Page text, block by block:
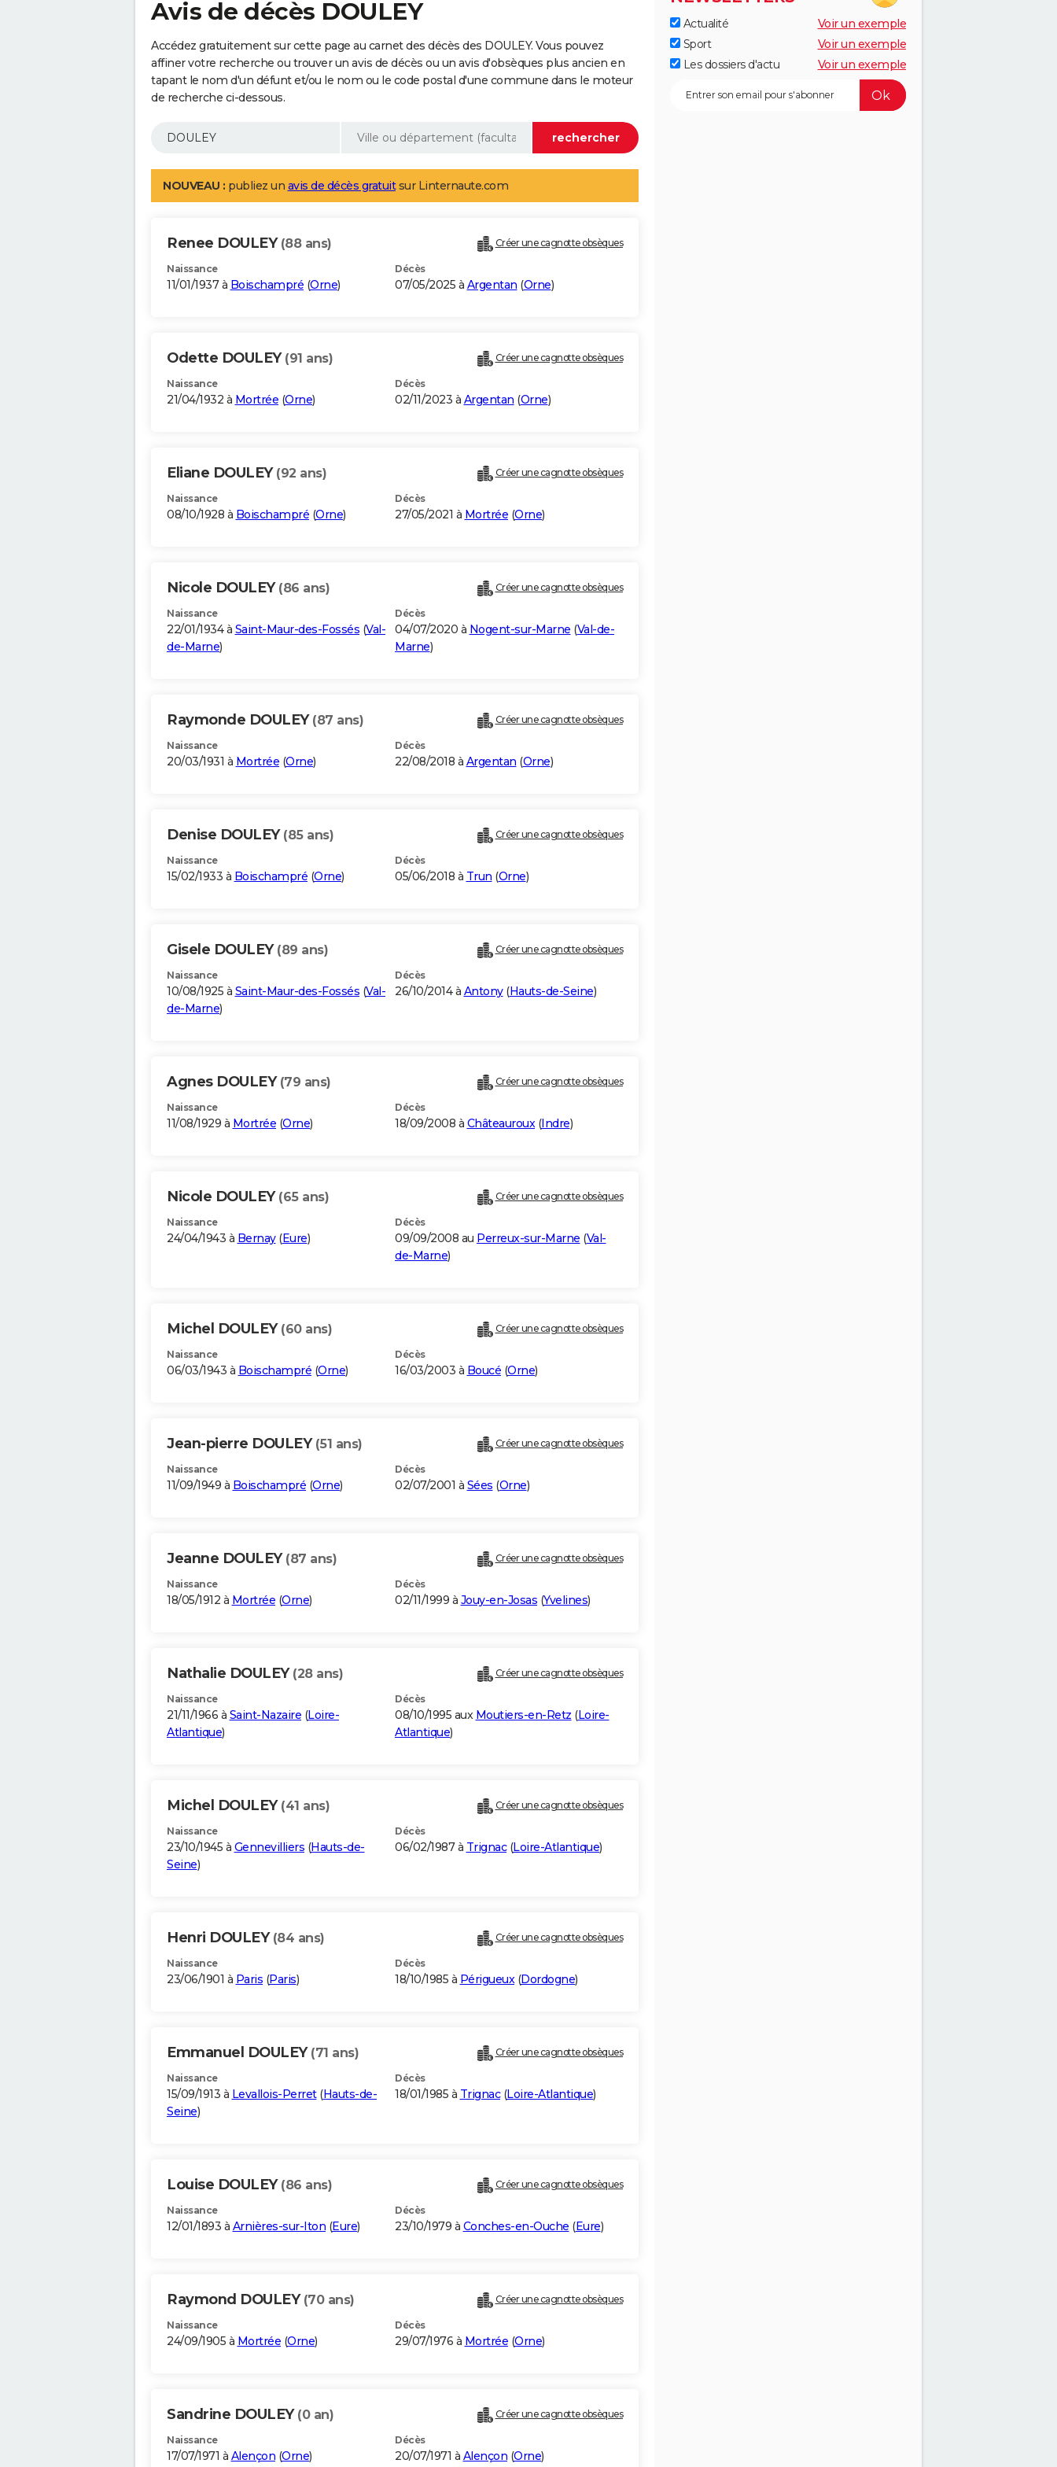
Avis de décès DOULEY
Accédez gratuitement sur cette page au carnet des décès des DOULEY. Vous pouvez
affiner votre recherche ou trouver un avis de décès ou un avis d'obsèques plus ancien en
tapant le nom d'un défunt et/ou le nom ou le code postal d'une commune dans le moteur
de recherche ci-dessous.
NOUVEAU : publiez un avis de décès gratuitsur Linternaute.com
Renee DOULEY (88 ans) Créer une cagnotte obsèques
Naissance
11/01/1937 à Boischampré (Orne)
Décès
07/05/2025 à Argentan (Orne)
Odette DOULEY (91 ans) Créer une cagnotte obsèques
Naissance
21/04/1932 à Mortrée (Orne)
Décès
02/11/2023 à Argentan (Orne)
Eliane DOULEY (92 ans) Créer une cagnotte obsèques
Naissance
08/10/1928 à Boischampré (Orne)
Décès
27/05/2021 à Mortrée (Orne)
Nicole DOULEY (86 ans) Créer une cagnotte obsèques
Naissance
22/01/1934 à Saint-Maur-des-Fossés (Val-
de-Marne)
Décès
04/07/2020 à Nogent-sur-Marne (Val-de-
Marne)
Raymonde DOULEY (87 ans) Créer une cagnotte obsèques
Naissance
20/03/1931 à Mortrée (Orne)
Décès
22/08/2018 à Argentan (Orne)
Denise DOULEY (85 ans) Créer une cagnotte obsèques
Naissance
15/02/1933 à Boischampré (Orne)
Décès
05/06/2018 à Trun (Orne)
Gisele DOULEY (89 ans) Créer une cagnotte obsèques
Naissance
10/08/1925 à Saint-Maur-des-Fossés (Val-
de-Marne)
Décès
26/10/2014 à Antony(Hauts-de-Seine)
Agnes DOULEY (79 ans) Créer une cagnotte obsèques
Naissance
11/08/1929 à Mortrée (Orne)
Décès
18/09/2008 à Châteauroux(Indre)
Nicole DOULEY (65 ans) Créer une cagnotte obsèques
Naissance
24/04/1943 à Bernay(Eure)
Décès
09/09/2008 au Perreux-sur-Marne (Val-
de-Marne)
Michel DOULEY (60 ans) Créer une cagnotte obsèques
Naissance
06/03/1943 à Boischampré (Orne)
Décès
16/03/2003 à Boucé (Orne)
Jean-pierre DOULEY (51 ans) Créer une cagnotte obsèques
Naissance
11/09/1949 à Boischampré (Orne)
Décès
02/07/2001 à Sées (Orne)
Jeanne DOULEY (87 ans) Créer une cagnotte obsèques
Naissance
18/05/1912 à Mortrée (Orne)
Décès
02/11/1999 à Jouy-en-Josas (Yvelines)
Nathalie DOULEY (28 ans) Créer une cagnotte obsèques
Naissance
21/11/1966 à Saint-Nazaire (Loire-
Atlantique)
Décès
08/10/1995 aux Moutiers-en-Retz (Loire-
Atlantique)
Michel DOULEY (41 ans) Créer une cagnotte obsèques
Naissance
23/10/1945 à Gennevilliers (Hauts-de-
Seine)
Décès
06/02/1987 à Trignac(Loire-Atlantique)
Henri DOULEY (84 ans) Créer une cagnotte obsèques
Naissance
23/06/1901 à Paris (Paris)
Décès
18/10/1985 à Périgueux(Dordogne)
Emmanuel DOULEY (71 ans) Créer une cagnotte obsèques
Naissance
15/09/1913 à Levallois-Perret(Hauts-de-
Seine)
Décès
18/01/1985 à Trignac(Loire-Atlantique)
Louise DOULEY (86 ans) Créer une cagnotte obsèques
Naissance
12/01/1893 à Arnières-sur-Iton (Eure)
Décès
23/10/1979 à Conches-en-Ouche (Eure)
Raymond DOULEY (70 ans) Créer une cagnotte obsèques
Naissance
24/09/1905 à Mortrée (Orne)
Décès
29/07/1976 à Mortrée (Orne)
Sandrine DOULEY (0 an) Créer une cagnotte obsèques
Naissance
17/07/1971 à Alençon (Orne)
Décès
20/07/1971 à Alençon (Orne)
Actualité
Voir un exemple
Sport
Voir un exemple
Les dossiers d'actu
Voir un exemple